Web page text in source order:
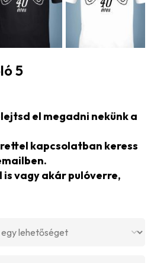
5
el megadni nekünk a
kapcsolatban keress
vagy akár pulóverre,